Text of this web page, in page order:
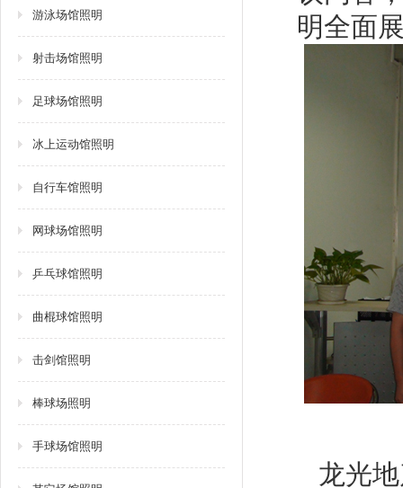
游泳场馆照明
射击场馆照明
足球场馆照明
冰上运动馆照明
自行车馆照明
网球场馆照明
乒乓球馆照明
曲棍球馆照明
击剑馆照明
棒球场照明
手球场馆照明
明全面
龙光地